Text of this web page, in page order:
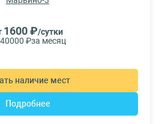
1600 ₽/сутки
₽за месяц
наличие мест
Подробнее